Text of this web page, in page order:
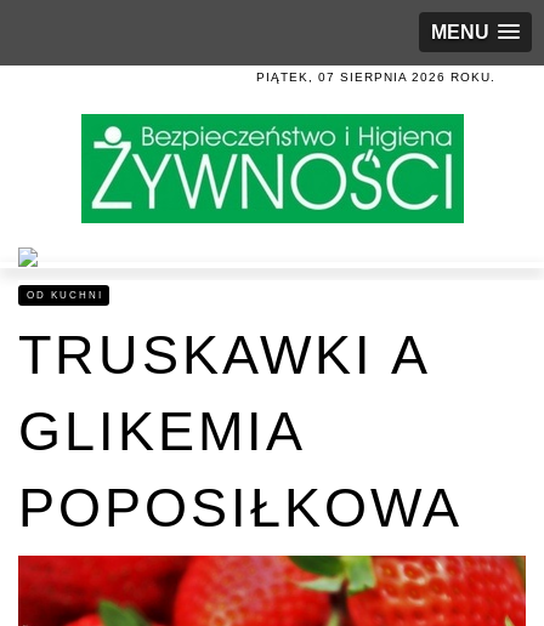
MENU
PIĄTEK, 07 SIERPNIA 2026 ROKU.
OD KUCHNI
TRUSKAWKI A
GLIKEMIA
POPOSIŁKOWA